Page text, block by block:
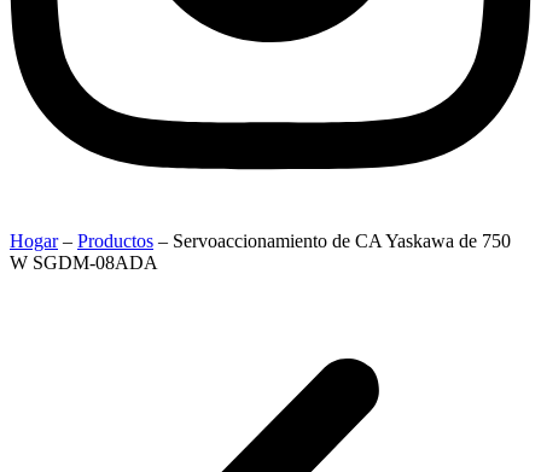
Hogar– Productos – Servoaccionamiento de CA Yaskawa de 750
W SGDM-08ADA